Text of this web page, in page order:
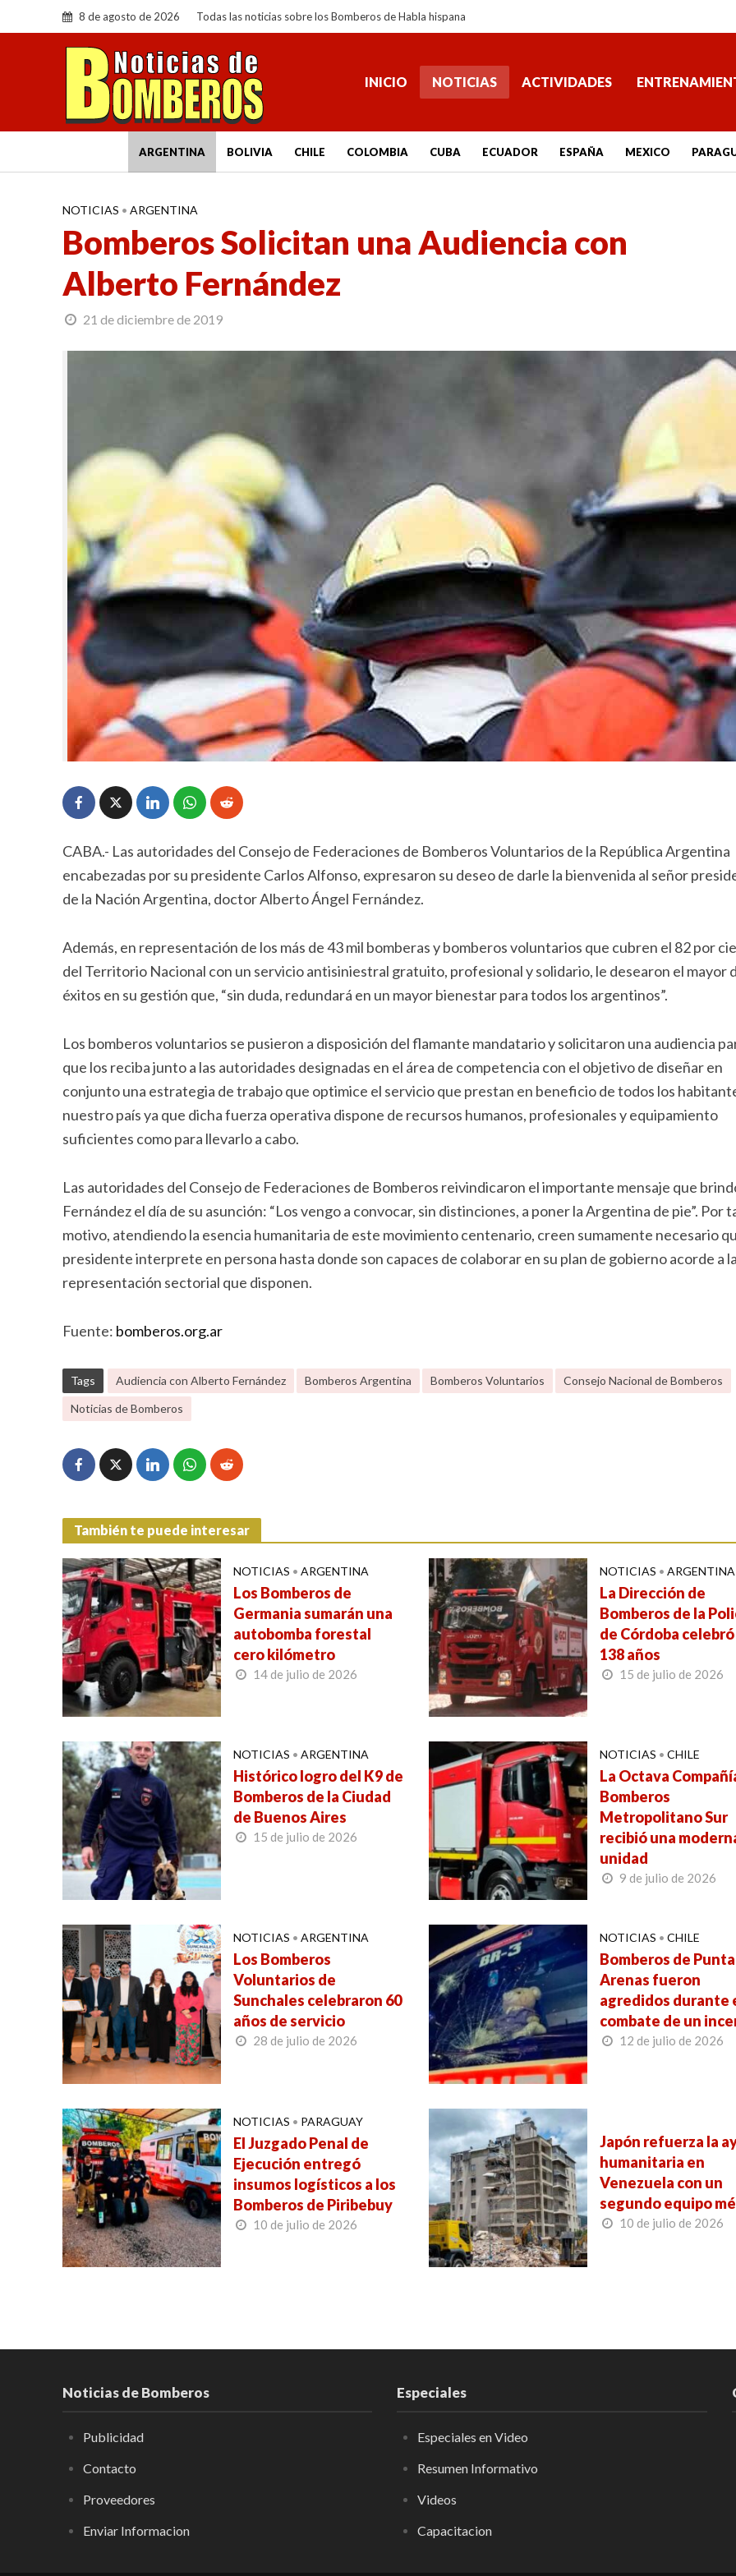
8 de agosto de 2026 Todas las noticias sobre los Bomberos de Habla hispana
INICIO NOTICIAS ACTIVIDADES
ARGENTINA BOLIVIA CHILE COLOMBIA CUBA ECUADOR ESPAÑA MEXICO
NOTICIAS • ARGENTINA
Bomberos Solicitan una Audiencia con
Alberto Fernández
21 de diciembre de 2019
CABA.- Las autoridades del Consejo de Federaciones de Bomberos Voluntarios de la República Argentina
encabezadas por su presidente Carlos Alfonso, expresaron su deseo de darle la bienvenida al señor
de la Nación Argentina, doctor Alberto Ángel Fernández.
Además, en representación de los más de 43 mil bomberas y bomberos voluntarios que cubren el 82 por
del Territorio Nacional con un servicio antisiniestral gratuito, profesional y solidario, le desearon el mayor
éxitos en su gestión que, “sin duda, redundará en un mayor bienestar para todos los argentinos”.
Los bomberos voluntarios se pusieron a disposición del flamante mandatario y solicitaron una audiencia
que los reciba junto a las autoridades designadas en el área de competencia con el objetivo de diseñar en
conjunto una estrategia de trabajo que optimice el servicio que prestan en beneficio de todos los
nuestro país ya que dicha fuerza operativa dispone de recursos humanos, profesionales y equipamiento
suficientes como para llevarlo a cabo.
Las autoridades del Consejo de Federaciones de Bomberos reivindicaron el importante mensaje que
Fernández el día de su asunción: “Los vengo a convocar, sin distinciones, a poner la Argentina de pie”. Por
motivo, atendiendo la esencia humanitaria de este movimiento centenario, creen sumamente necesario
presidente interprete en persona hasta donde son capaces de colaborar en su plan de gobierno acorde a la
representación sectorial que disponen.
Fuente: bomberos.org.ar
Tags Audiencia con Alberto Fernández Bomberos Argentina Bomberos Voluntarios
Consejo Nacional de Bomberos
Noticias de Bomberos
También te puede interesar
NOTICIAS • ARGENTINA
Los Bomberos de
Germania sumarán una
autobomba forestal
cero kilómetro
14 de julio de 2026
NOTICIAS • ARGENTINA
La Dirección de
Bomberos de la
de Córdoba celebró
138 años
15 de julio de 2026
NOTICIAS • ARGENTINA
Histórico logro del K9 de
Bomberos de la Ciudad
de Buenos Aires
15 de julio de 2026
NOTICIAS • CHILE
La Octava
Bomberos
Metropolitano Sur
recibió una
unidad
9 de julio de 2026
NOTICIAS • ARGENTINA
Los Bomberos
Voluntarios de
Sunchales celebraron 60
años de servicio
28 de julio de 2026
NOTICIAS • CHILE
Bomberos de Punta
Arenas fueron
agredidos durante
combate de un
12 de julio de 2026
NOTICIAS • PARAGUAY
El Juzgado Penal de
Ejecución entregó
insumos logísticos a los
Bomberos de Piribebuy
10 de julio de 2026
Japón refuerza la
humanitaria en
Venezuela con un
segundo equipo
10 de julio de 2026
Noticias de Bomberos
Publicidad
Contacto
Proveedores
Enviar Informacion
Especiales
Especiales en Video
Resumen Informativo
Videos
Capacitacion